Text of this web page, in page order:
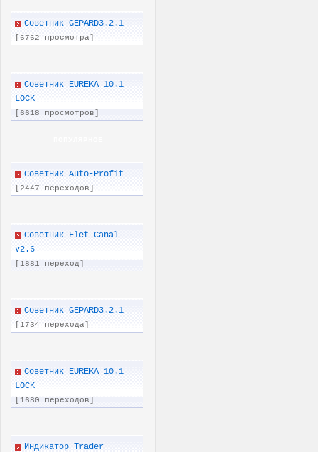
Советник GEPARD3.2.1
[6762 просмотра]
Советник EUREKA 10.1
LOCK
[6618 просмотров]
Советник Auto-Profit
[2447 переходов]
Советник Flet-Canal
v2.6
[1881 переход]
Советник GEPARD3.2.1
[1734 перехода]
Советник EUREKA 10.1
LOCK
[1680 переходов]
Индикатор Trader